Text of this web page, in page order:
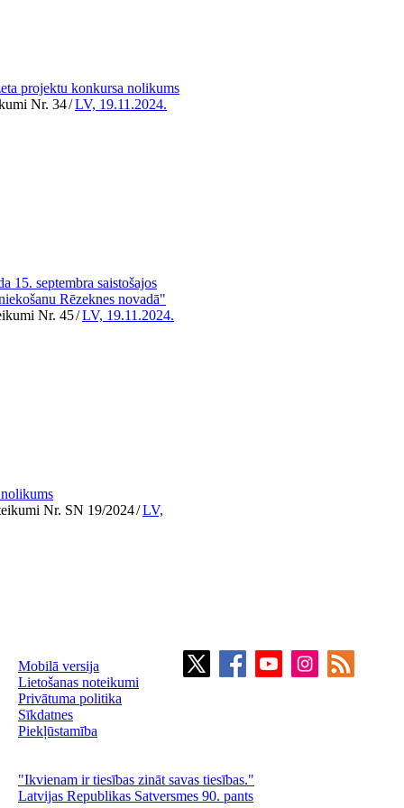
projektu konkursa nolikums
Nr. 34/LV, 19.11.2024.
15. septembra saistošajos
Rēzeknes novadā"
Nr. 45/LV, 19.11.2024.
Nr. SN 19/2024/LV,
Mobilā versija
Lietošanas noteikumi
Privātuma politika
Sīkdatnes
Piekļūstamība
"Ikvienam ir tiesības zināt savas tiesības."
Latvijas Republikas Satversmes 90. pants